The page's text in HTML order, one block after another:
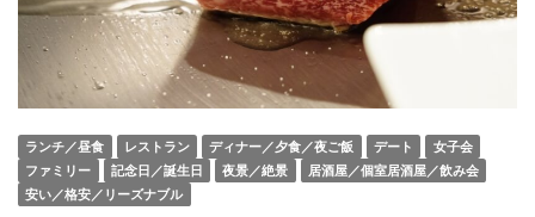
ランチ／昼食 レストラン ディナー／夕食／夜ご飯 デート
女子会
ファミリー
記念日／誕生日 夜景／絶景
居酒屋／個室居酒屋／飲み会
安い／格安／リーズナブル